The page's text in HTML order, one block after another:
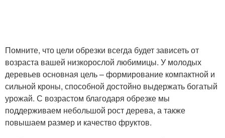
Помните, что цели обрезки всегда будет зависеть от
возраста вашей низкорослой любимицы. У молодых
деревьев основная цель – формирование компактной и
сильной кроны, способной достойно выдержать богатый
урожай. С возрастом благодаря обрезке мы
поддерживаем небольшой рост дерева, а также
повышаем размер и качество фруктов.